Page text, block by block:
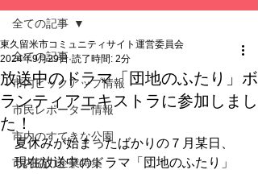
全ての記事
市内ピックアップ情報
市民レポーター情報
市内のすてきな公園
市内協力企業特集
全ての記事
放送中のドラマ「団地のふたり」ボ
ランティアエキストラに参加しまし
た！
東久留米市コミュニティサイト運営委員会
2024年9月29日 読了時間: 2分
夏休みが始まったばかりの７月某日、
現在放送中のドラマ「団地のふたり」